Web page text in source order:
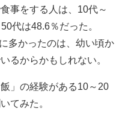
事をする人は、10代～
代は48.6％だった。
多かったのは、幼い頃か
るからかもしれない。
」の経験がある10～20
てみた。